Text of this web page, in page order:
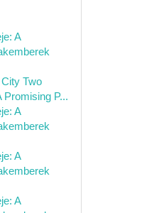
A
Two
Promising P...
A
A
A